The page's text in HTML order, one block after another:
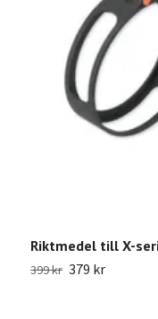
Riktmedel till X-
399 kr 379 kr